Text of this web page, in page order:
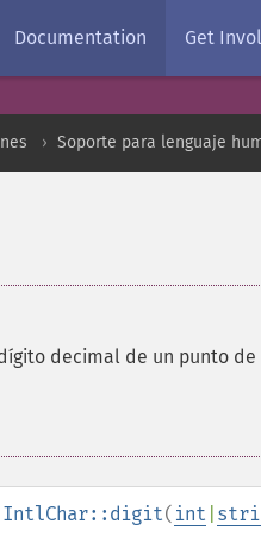
Documentation Get
Soporte para lenguaje
decimal de un punto
IntlChar::digit( int